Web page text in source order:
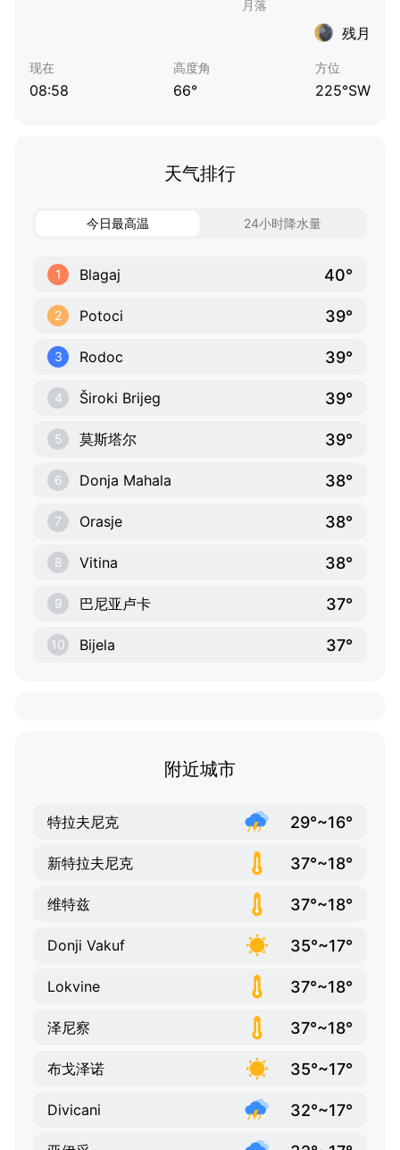
残月
现在
08:58
高度角
66°
方位
225°SW
天气排行
今日最高温 24小时降水量
1 Blagaj 40°
2 Potoci 39°
3 Rodoc 39°
4 Široki Brijeg 39°
5 莫斯塔尔 39°
6 Donja Mahala 38°
7 Orasje 38°
8 Vitina 38°
9 巴尼亚卢卡 37°
10 Bijela 37°
附近城市
特拉夫尼克 29°~16°
新特拉夫尼克 37°~18°
维特兹 37°~18°
Donji Vakuf 35°~17°
Lokvine 37°~18°
泽尼察 37°~18°
布戈泽诺 35°~17°
Divicani 32°~17°